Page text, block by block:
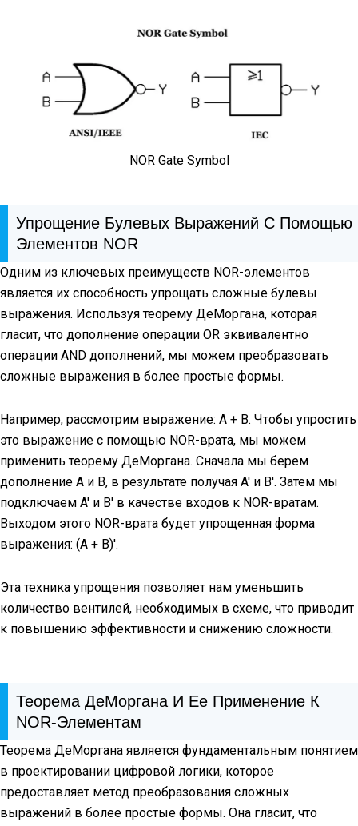
NOR Gate Symbol
Упрощение Булевых Выражений С Помощью
Элементов NOR
Одним из ключевых преимуществ NOR-элементов
является их способность упрощать сложные булевы
выражения. Используя теорему ДеМоргана, которая
гласит, что дополнение операции OR эквивалентно
операции AND дополнений, мы можем преобразовать
сложные выражения в более простые формы.
Например, рассмотрим выражение: A + B. Чтобы упростить
это выражение с помощью NOR-врата, мы можем
применить теорему ДеМоргана. Сначала мы берем
дополнение A и B, в результате получая A' и B'. Затем мы
подключаем A' и B' в качестве входов к NOR-вратам.
Выходом этого NOR-врата будет упрощенная форма
выражения: (A + B)'.
Эта техника упрощения позволяет нам уменьшить
количество вентилей, необходимых в схеме, что приводит
к повышению эффективности и снижению сложности.
Теорема ДеМоргана И Ее Применение К
NOR-Элементам
Теорема ДеМоргана является фундаментальным понятием
в проектировании цифровой логики, которое
предоставляет метод преобразования сложных
выражений в более простые формы. Она гласит, что